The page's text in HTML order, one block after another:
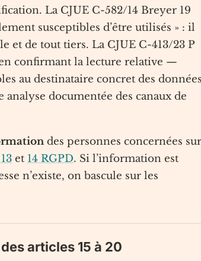
La CJUE C-582/14 Breyer 19
susceptibles d’être utilisés » : il
et de tout tiers. La CJUE C-413/23 P
en confirmant la lecture relative —
au destinataire concret des
documentée des canaux de
des personnes concernées
et 14 RGPD. Si l’information est
n’existe, on bascule sur les
articles 15 à 20